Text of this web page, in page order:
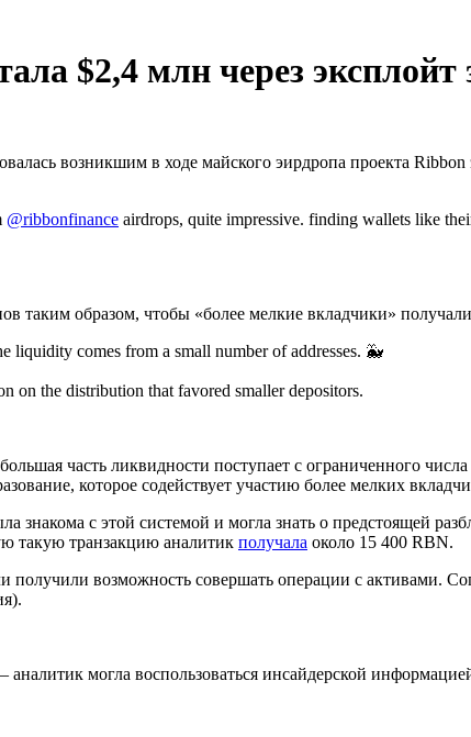
$2,4 млн через
возникшим в ходе майского эирдропа проекта Ribbon
@ribbonfinance airdrops, quite impressive. finding wallets like
таким образом, чтобы «более мелкие вкладчики»
liquidity comes from a small number of addresses. 🐳
on the distribution that favored smaller depositors.
часть ликвидности поступает с ограниченного
которое содействует участию более мелких
знакома с этой системой и могла знать о предстоящей
такую транзакцию аналитик получала около 15 400 RBN.
получили возможность совершать операции с активами.
могла воспользоваться инсайдерской